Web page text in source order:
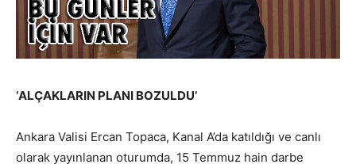
‘ALÇAKLARIN PLANI BOZULDU’
Ankara Valisi Ercan Topaca, Kanal A’da katıldığı ve canlı
olarak yayınlanan oturumda, 15 Temmuz hain darbe